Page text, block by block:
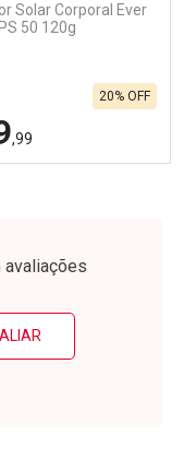
Solar Corporal Ever
50 120g
,99
20% OFF
avaliações